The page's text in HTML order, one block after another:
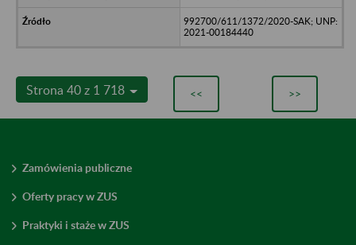
992700/611/1372/2020-SAK; UNP:
2021-00184440
Strona 40 z 1 718 << >>
Zamówienia publiczne
Oferty pracy w ZUS
Praktyki i staże w ZUS